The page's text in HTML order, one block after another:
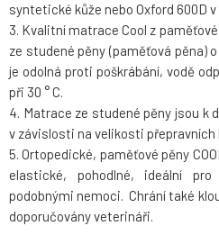
syntetické kůže nebo Oxford 600D
3. Kvalitní matrace Cool z
ze studené pěny (paměťová pěna)
je odolná proti poškrábání, vodě
při 30 ° C.
4. Matrace ze studené pěny jsou k
v závislosti na velikosti přepravních
5. Ortopedické, paměťové pěny
elastické, pohodlné, ideální
podobnými nemoci. Chrání také
doporučovány veterináři.